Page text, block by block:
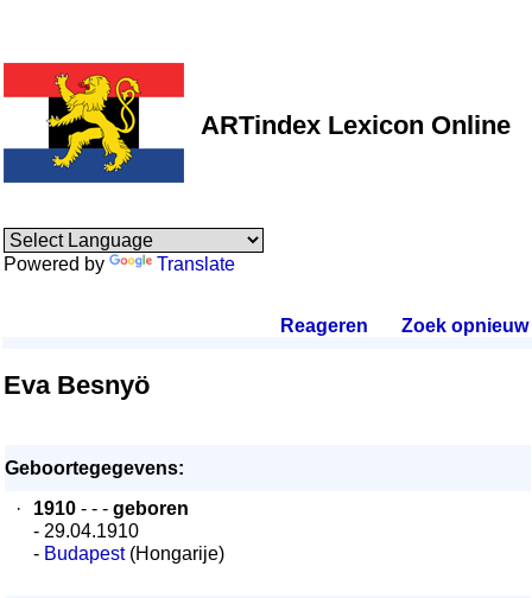
ARTindex Lexicon Online
Powered by Translate
Reageren Zoek opnieuw.
Eva Besnyö
Geboortegegevens:
·
1910 - - - geboren
- 29.04.1910
- Budapest(Hongarije)